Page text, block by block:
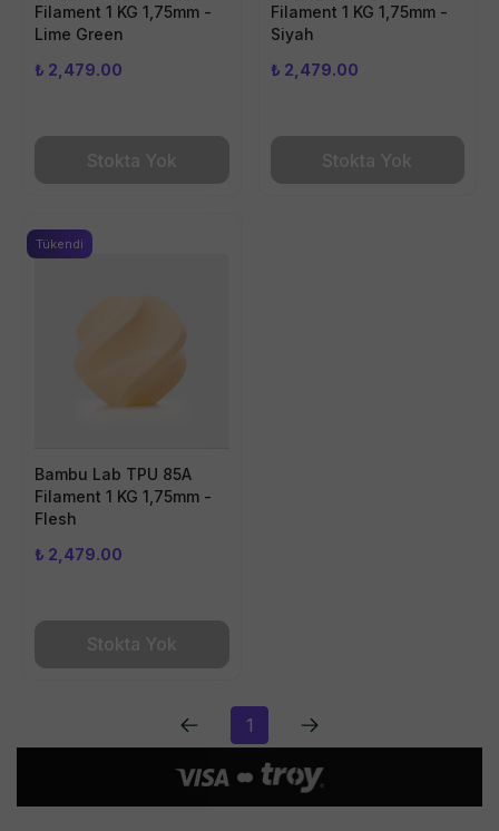
Filament 1 KG 1,75mm -
Lime Green
₺ 2,479.00
Stokta Yok
Filament 1 KG 1,75mm -
Siyah
₺ 2,479.00
Stokta Yok
Bambu Lab TPU 85A
Filament 1 KG 1,75mm -
Flesh
Tükendi
₺ 2,479.00
Stokta Yok
1